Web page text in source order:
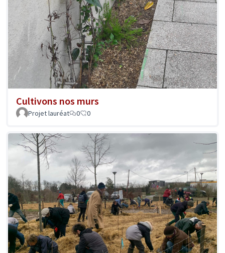
Cultivons nos murs
Projet lauréat 0 0